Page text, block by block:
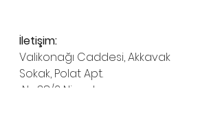
İletişim:
Valikonağı Caddesi, Akkavak
Sokak, Polat Apt.
No:38/2 Nişantaşı